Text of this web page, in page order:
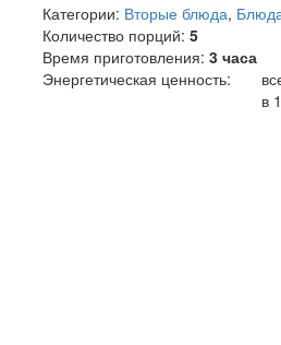
Категории: Вторые блюда,
Количество порций: 5
Время приготовления: 3 часа
Энергетическая ценность:
в